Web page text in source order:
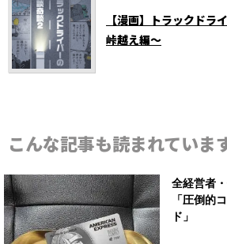
【漫画】トラックド
峠越え編～
こんな記事も読まれていま
全経営者
「圧倒的
ド」